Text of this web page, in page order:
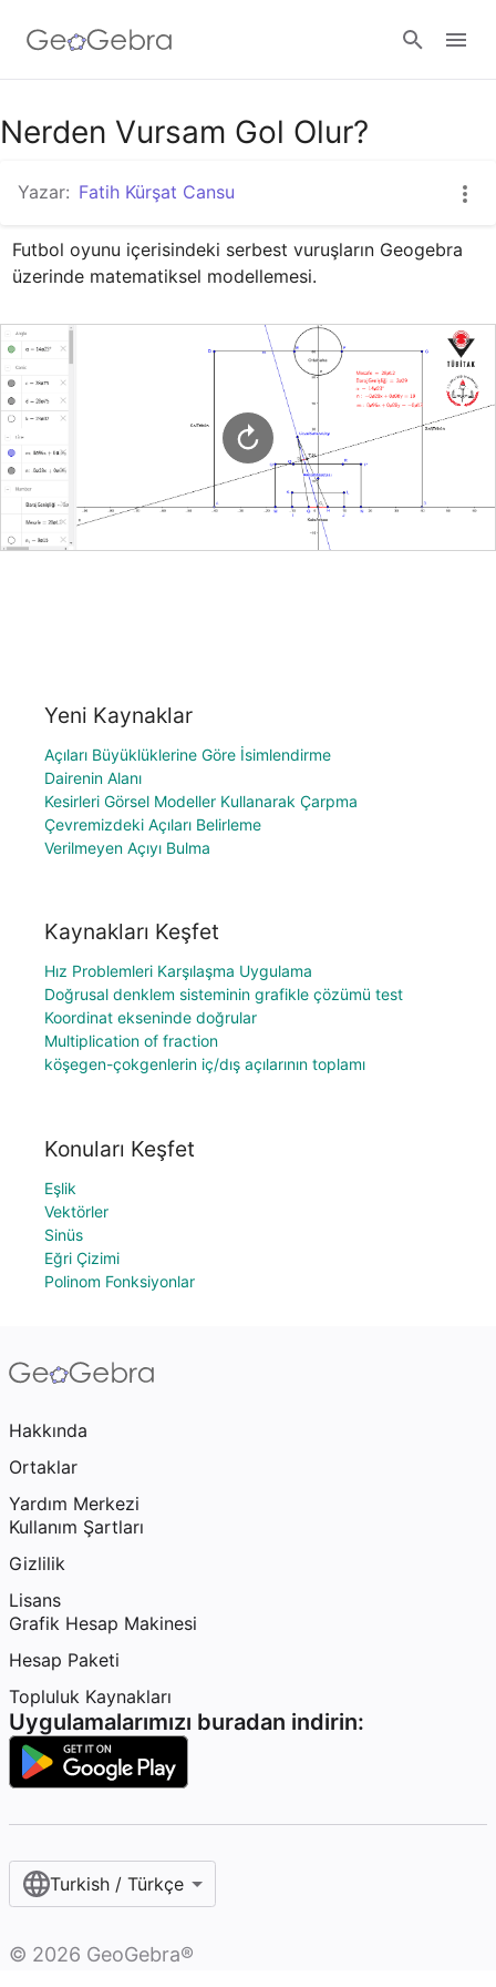
Google Classroom
GeoGebra Ders
Giriş yap
Nerden Vursam Gol Olur?
Yazar: Fatih Kürşat Cansu
Futbol oyunu içerisindeki serbest vuruşların Geogebra
üzerinde matematiksel modellemesi.
Yeni Kaynaklar
Açıları Büyüklüklerine Göre İsimlendirme
Dairenin Alanı
Kesirleri Görsel Modeller Kullanarak Çarpma
Çevremizdeki Açıları Belirleme
Verilmeyen Açıyı Bulma
Kaynakları Keşfet
Hız Problemleri Karşılaşma Uygulama
Doğrusal denklem sisteminin grafikle çözümü test
Koordinat ekseninde doğrular
Multiplication of fraction
köşegen-çokgenlerin iç/dış açılarının toplamı
Konuları Keşfet
Eşlik
Vektörler
Sinüs
Eğri Çizimi
Polinom Fonksiyonlar
Hakkında
Ortaklar
Yardım Merkezi
Kullanım Şartları
Gizlilik
Lisans
Grafik Hesap Makinesi
Hesap Paketi
Topluluk Kaynakları
Uygulamalarımızı buradan indirin:
Turkish / Türkçe‎
© 2026 GeoGebra®